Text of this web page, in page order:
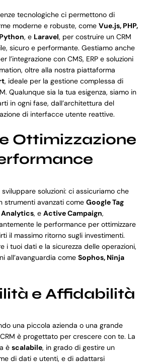
tecnologiche ci permettono di
moderne e robuste, come Vue.js, PHP,
, e Laravel, per costruire un CRM
sicuro e performante. Gestiamo anche
l’integrazione con CMS, ERP e soluzioni
oltre alla nostra piattaforma
, ideale per la gestione complessa di
Qualunque sia la tua esigenza, siamo in
in ogni fase, dall’architettura del
di interfacce utente reattive.
Ottimizzazione
soluzioni: ci assicuriamo che
strumenti avanzati come Google Tag
Analytics, e Active Campaign,
le performance per ottimizzare
il massimo ritorno sugli investimenti.
i tuoi dati e la sicurezza delle operazioni,
all’avanguardia come Sophos, Ninja
e Affidabilità
una piccola azienda o una grande
è progettato per crescere con te. La
è scalabile, in grado di gestire un
di dati e utenti, e di adattarsi